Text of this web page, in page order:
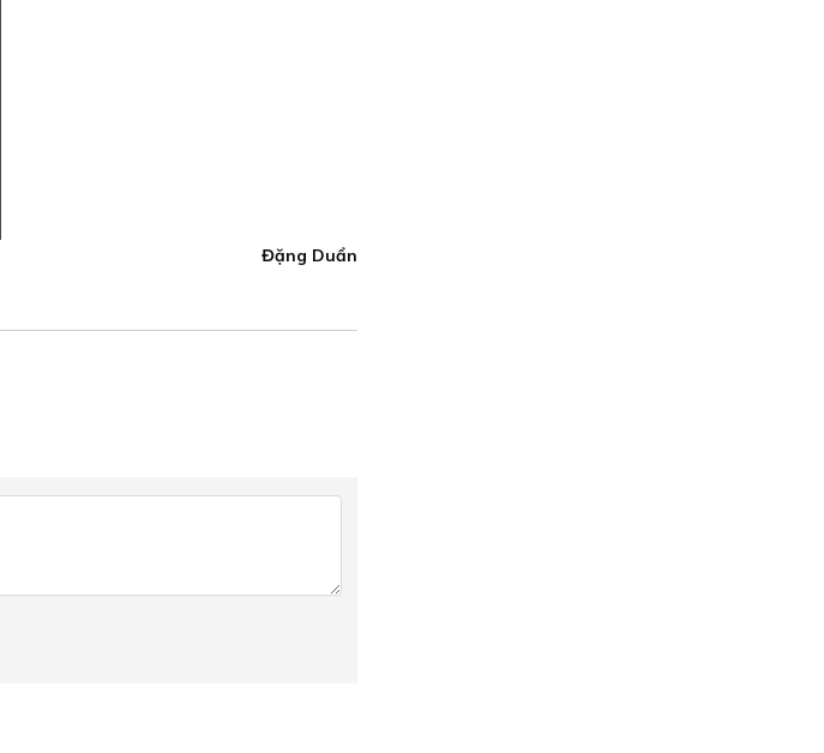
Đặng Duẩn